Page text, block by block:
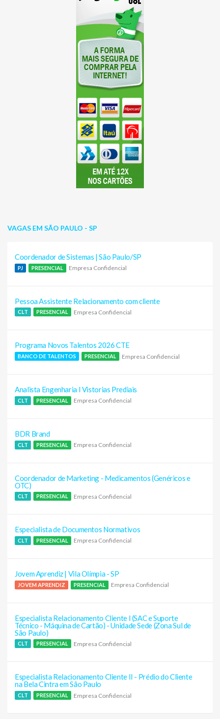
VAGAS EM SÃO PAULO - SP
Coordenador de Sistemas | São Paulo/SP
PJ PRESENCIAL Empresa Confidencial
Pessoa Assistente Relacionamento com cliente
CLT PRESENCIAL Empresa Confidencial
Programa Novos Talentos 2026 CTE
BANCO DE TALENTOS PRESENCIAL Empresa Confidencial
Analista Engenharia I Vistorias Prediais
CLT PRESENCIAL Empresa Confidencial
BDR Brand
CLT PRESENCIAL Empresa Confidencial
Coordenador de Marketing - Medicamentos (Genéricos e
OTC)
CLT PRESENCIAL Empresa Confidencial
Especialista de Documentos Normativos
CLT PRESENCIAL Empresa Confidencial
Jovem Aprendiz | Vila Olímpia - SP
JOVEM APRENDIZ PRESENCIAL Empresa Confidencial
Especialista Relacionamento Cliente I (SAC e Suporte
Técnico - Máquina de Cartão) - Unidade Sede (Zona Sul de
São Paulo)
CLT PRESENCIAL Empresa Confidencial
Especialista Relacionamento Cliente II - Prédio do Cliente
na Bela Cintra em São Paulo
CLT PRESENCIAL Empresa Confidencial